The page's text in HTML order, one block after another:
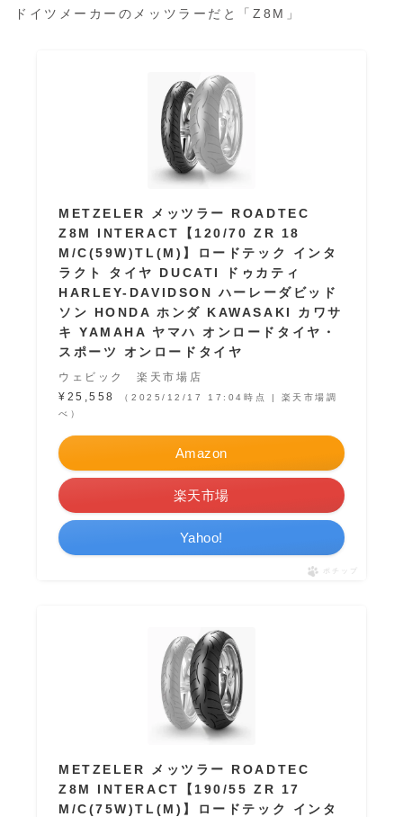
ドイツメーカーのメッツラーだと「Z8M」
METZELER メッツラー ROADTEC
Z8M INTERACT【120/70 ZR 18
M/C(59W)TL(M)】ロードテック インタ
ラクト タイヤ DUCATI ドゥカティ
HARLEY-DAVIDSON ハーレーダビッド
ソン HONDA ホンダ KAWASAKI カワサ
キ YAMAHA ヤマハ オンロードタイヤ・
スポーツ オンロードタイヤ
ウェビック 楽天市場店
¥25,558
（2025/12/17 17:04時点 | 楽天市場調
べ）
Amazon
楽天市場
Yahoo!
ポチップ
METZELER メッツラー ROADTEC
Z8M INTERACT【190/55 ZR 17
M/C(75W)TL(M)】ロードテック インタ